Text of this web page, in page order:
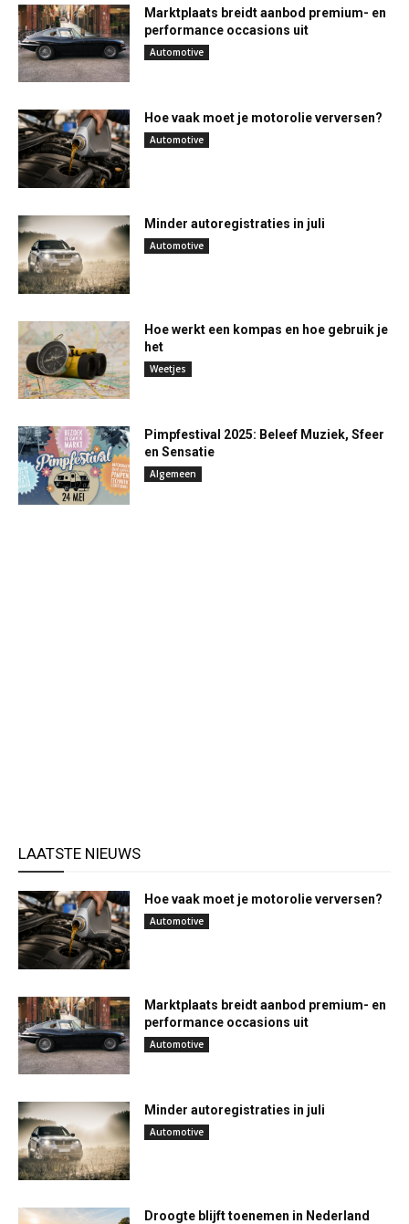
Marktplaats breidt aanbod premium- en
performance occasions uit
Automotive
Hoe vaak moet je motorolie verversen?
Automotive
Minder autoregistraties in juli
Automotive
Hoe werkt een kompas en hoe gebruik je
het
Weetjes
Pimpfestival 2025: Beleef Muziek, Sfeer
en Sensatie
Algemeen
LAATSTE NIEUWS
Hoe vaak moet je motorolie verversen?
Automotive
Marktplaats breidt aanbod premium- en
performance occasions uit
Automotive
Minder autoregistraties in juli
Automotive
Droogte blijft toenemen in Nederland